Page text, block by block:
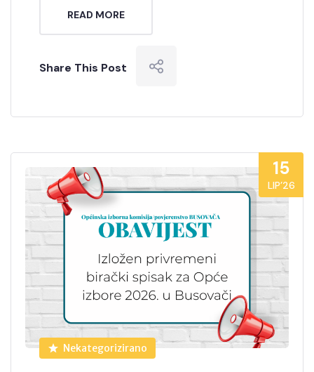
READ MORE
Share This Post
15
LIP’26
Nekategorizirano